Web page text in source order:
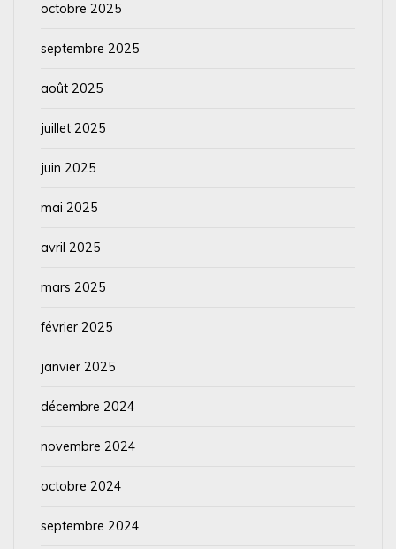
octobre 2025
septembre 2025
août 2025
juillet 2025
juin 2025
mai 2025
avril 2025
mars 2025
février 2025
janvier 2025
décembre 2024
novembre 2024
octobre 2024
septembre 2024